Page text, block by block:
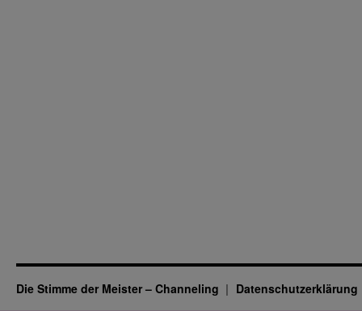
Die Stimme der Meister – Channeling Datenschutz­erklärung